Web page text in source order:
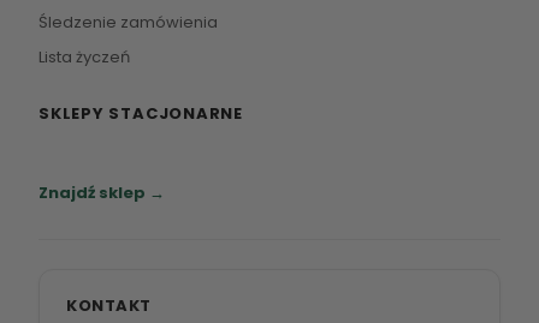
Śledzenie zamówienia
Lista życzeń
SKLEPY STACJONARNE
Znajdź sklep →
KONTAKT